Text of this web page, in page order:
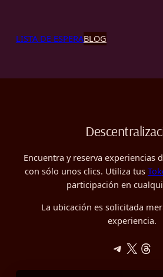
LISTA DE ESPERABLOG
Encuentra y reserva experiencias
con sólo unos clics. Utiliza tus
participación en
La ubicación es solicitada
experiencia.
Telegram X Hilos